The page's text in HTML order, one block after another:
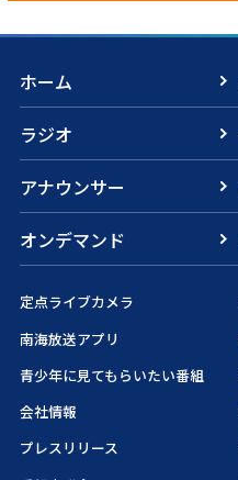
ホーム
ラジオ
アナウンサー
オンデマンド
定点ライブカメラ
南海放送アプリ
青少年に見てもらいたい番組
会社情報
プレスリリース